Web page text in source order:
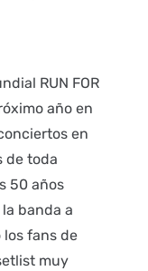
RUN FOR
año en
en
de toda
50 años
banda a
los fans de
muy